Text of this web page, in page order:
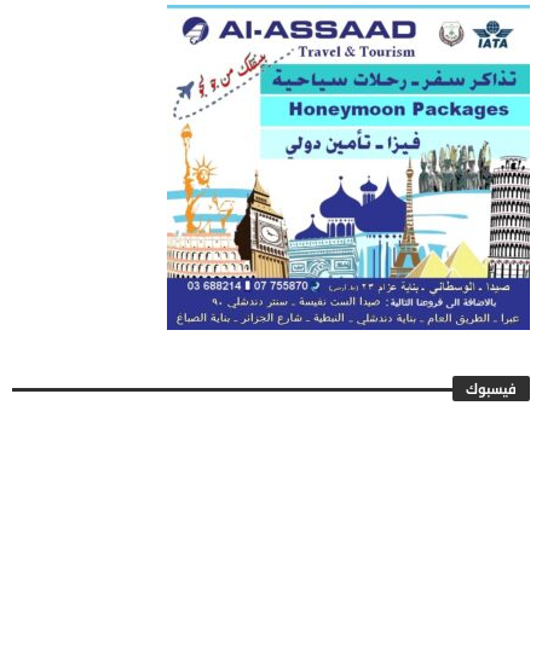
فيسبوك